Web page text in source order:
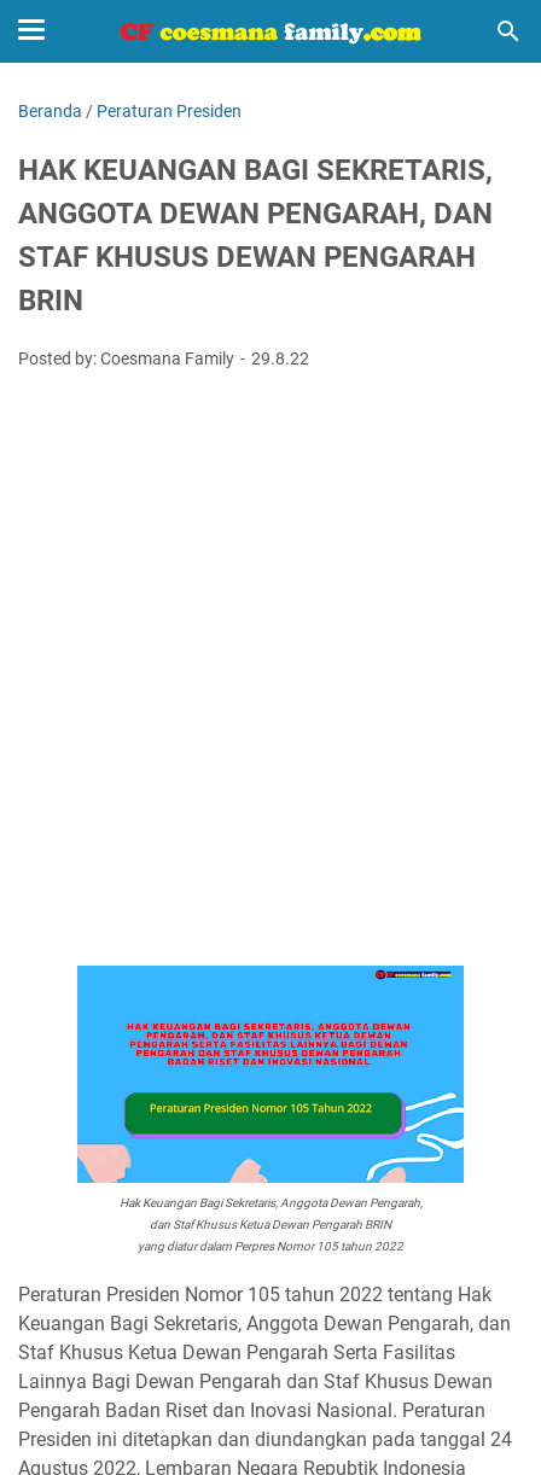
Beranda / Peraturan Presiden
HAK KEUANGAN BAGI SEKRETARIS,
ANGGOTA DEWAN PENGARAH, DAN
STAF KHUSUS DEWAN PENGARAH
BRIN
Posted by: Coesmana Family 29.8.22
Hak Keuangan Bagi Sekretaris, Anggota Dewan Pengarah,
dan Staf Khusus Ketua Dewan Pengarah BRIN
yang diatur dalam Perpres Nomor 105 tahun 2022
Peraturan Presiden Nomor 105 tahun 2022 tentang Hak
Keuangan Bagi Sekretaris, Anggota Dewan Pengarah, dan
Staf Khusus Ketua Dewan Pengarah Serta Fasilitas
Lainnya Bagi Dewan Pengarah dan Staf Khusus Dewan
Pengarah Badan Riset dan Inovasi Nasional. Peraturan
Presiden ini ditetapkan dan diundangkan pada tanggal 24
Agustus 2022, Lembaran Negara Repubtik Indonesia